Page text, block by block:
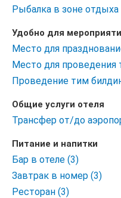
Рыбалка в зоне отдыха
Удобно для
Место для
Место для проведения
Проведение тим
Общие услуги отеля
Трансфер от/до
Питание и напитки
Бар в отеле (3)
Завтрак в номер (3)
Ресторан (3)